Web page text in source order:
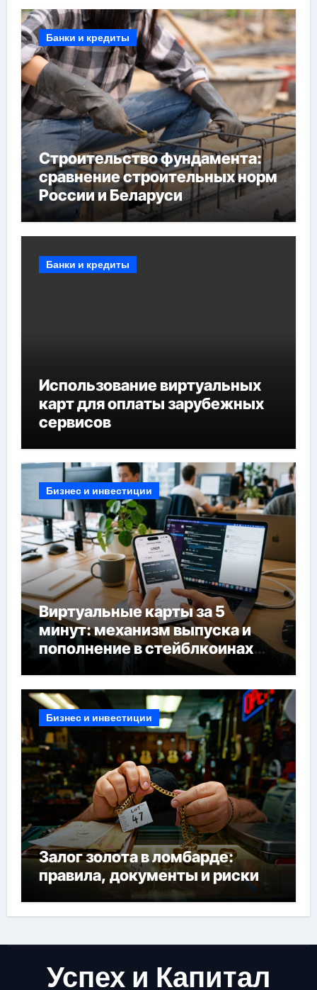
Банки и кредиты
Строительство фундамента:
сравнение строительных норм
России и Беларуси
Банки и кредиты
Использование виртуальных
карт для оплаты зарубежных
сервисов
Бизнес и инвестиции
Виртуальные карты за 5
минут: механизм выпуска и
пополнение в стейблкоинах
без банковской верификации
Бизнес и инвестиции
Залог золота в ломбарде:
правила, документы и риски
Успех и Капитал